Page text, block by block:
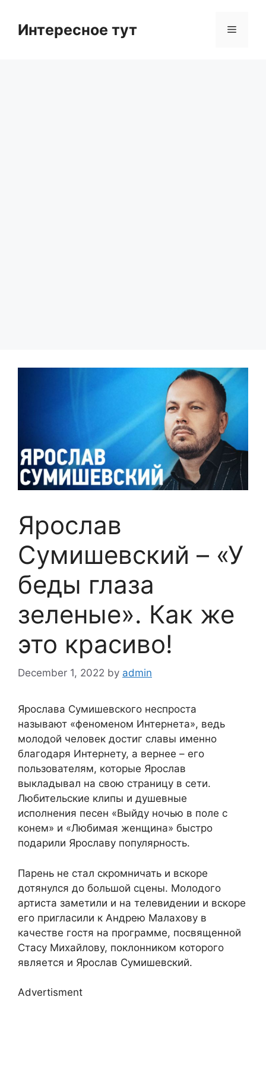
contentИнтересное тут Menu
Ярослав
Сумишевский – «У
беды глаза
зеленые». Как же
это красиво!
December 1, 2022 by admin
Ярослава Сумишевского неспроста
называют «феноменом Интернета», ведь
молодой человек достиг славы именно
благодаря Интернету, а вернее – его
пользователям, которые Ярослав
выкладывал на свою страницу в сети.
Любительские клипы и душевные
исполнения песен «Выйду ночью в поле с
конем» и «Любимая женщина» быстро
подарили Ярославу популярность.
Парень не стал скромничать и вскоре
дотянулся до большой сцены. Молодого
артиста заметили и на телевидении и вскоре
его пригласили к Андрею Малахову в
качестве гостя на программе, посвященной
Стасу Михайлову, поклонником которого
является и Ярослав Сумишевский.
Advertisment